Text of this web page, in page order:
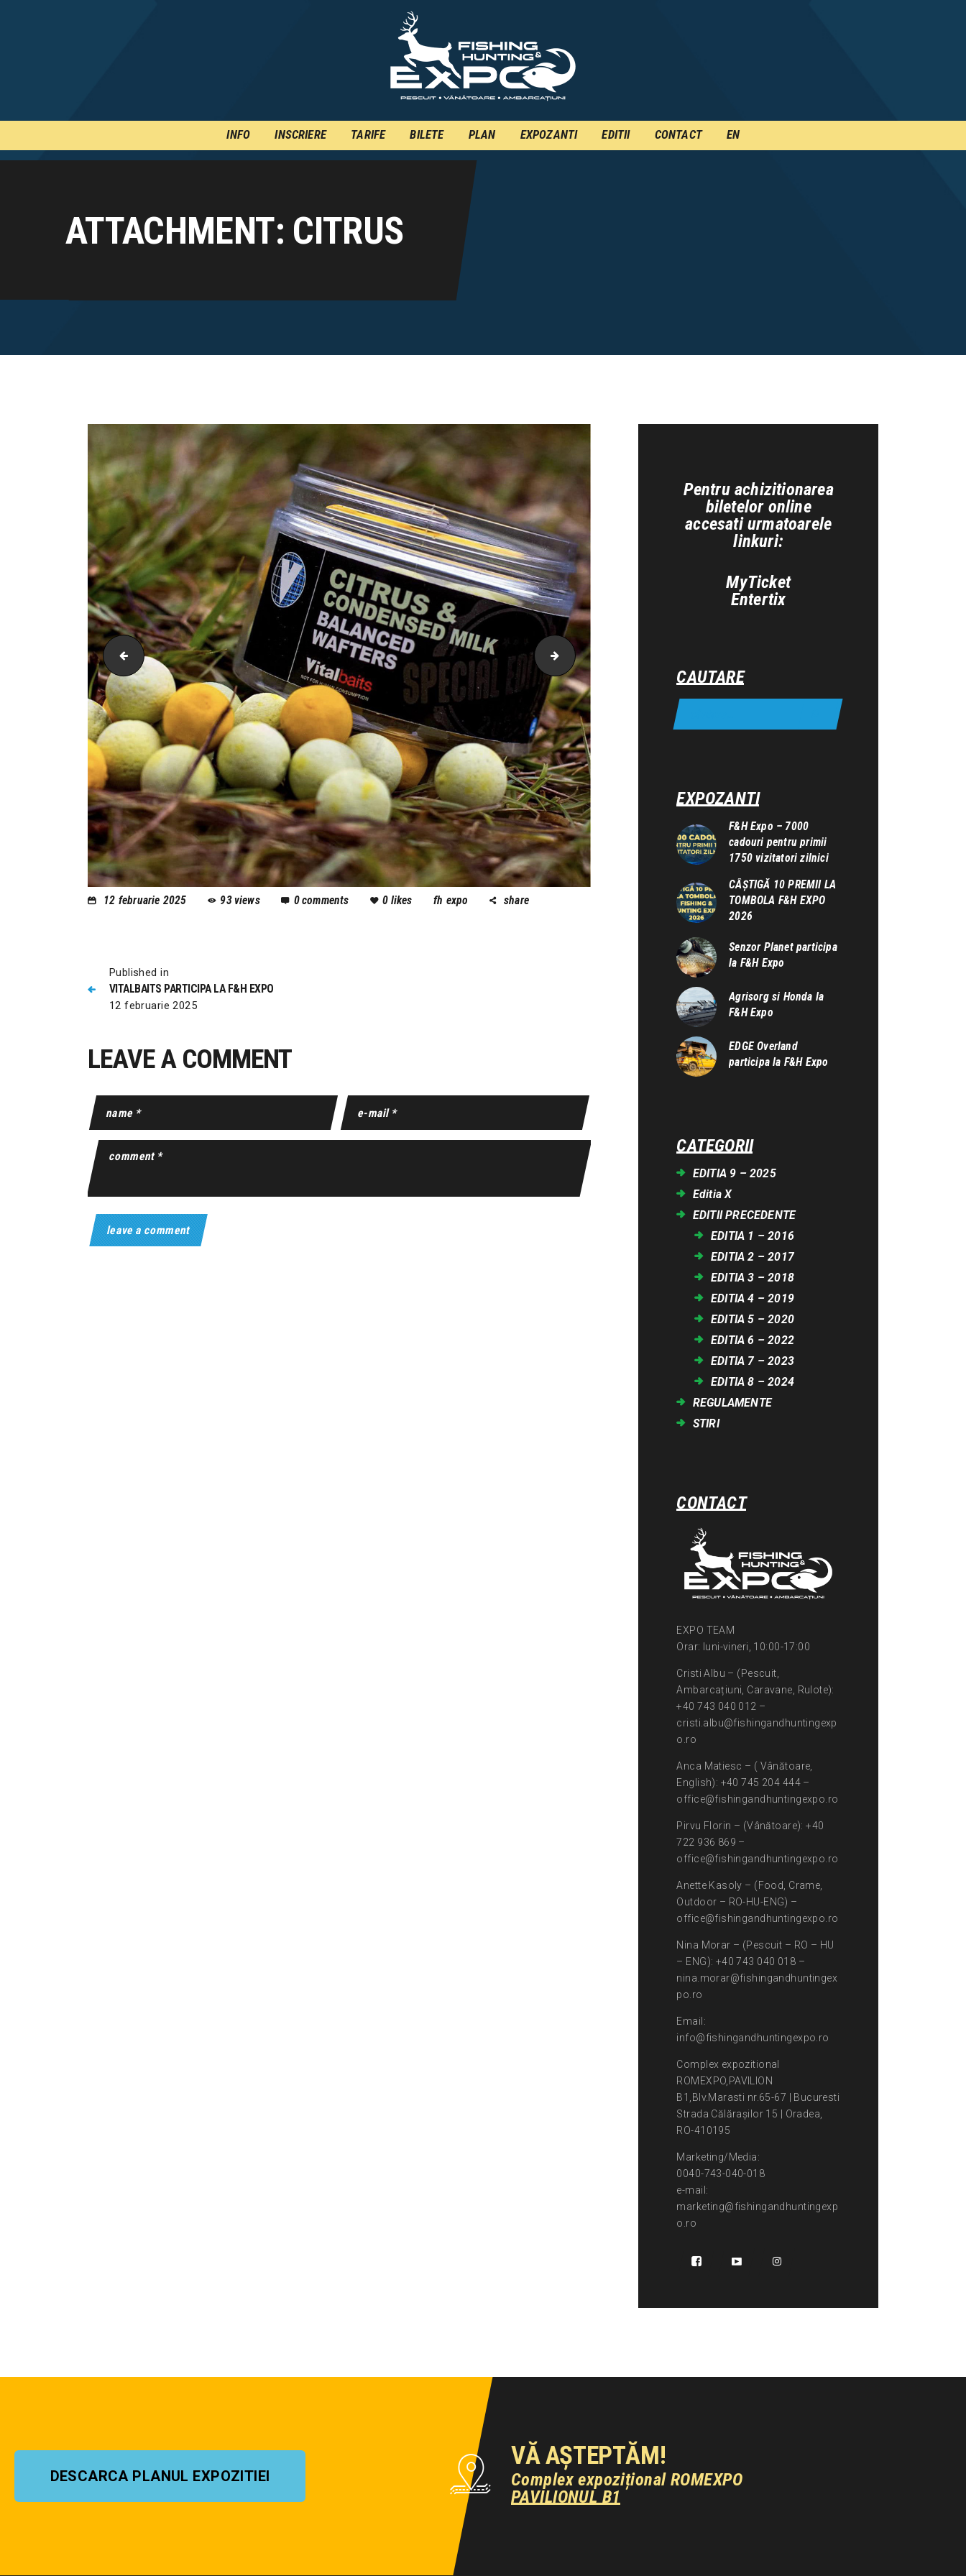
INFO INSCRIERE TARIFE BILETE PLAN EXPOZANTI EDITII CONTACT EN
ATTACHMENT: CITRUS
INSCRIERE
PLAN
CONTACT
VITALBAITS mojo
12 februarie 2025 93views 0comments 0 likes fh expo share
Published in
VITALBAITS PARTICIPA LA F&H EXPO
12 februarie 2025
LEAVE A COMMENT
Pentru achizitionarea
biletelor online
accesati urmatoarele
linkuri:
MyTicket
Entertix
CAUTARE
EXPOZANTI
F&H Expo – 7000
cadouri pentru primii
1750 vizitatori zilnici
CÂȘTIGĂ 10 PREMII LA
TOMBOLA F&H EXPO
2026
Senzor Planet participa
la F&H Expo
Agrisorg si Honda la
F&H Expo
EDGE Overland
participa la F&H Expo
CATEGORII
EDITIA 9 – 2025
Editia X
EDITII PRECEDENTE
EDITIA 1 – 2016
EDITIA 2 – 2017
EDITIA 3 – 2018
EDITIA 4 – 2019
EDITIA 5 – 2020
EDITIA 6 – 2022
EDITIA 7 – 2023
EDITIA 8 – 2024
REGULAMENTE
STIRI
CONTACT
EXPO TEAM
Orar: luni-vineri, 10:00-17:00
Cristi Albu – (Pescuit,
Ambarcațiuni, Caravane, Rulote):
+40 743 040 012 –
cristi.albu@fishingandhuntingexp
o.ro
Anca Matiesc – ( Vânătoare,
English): +40 745 204 444 –
office@fishingandhuntingexpo.ro
Pirvu Florin – (Vânătoare): +40
722 936 869 –
office@fishingandhuntingexpo.ro
Anette Kasoly – (Food, Crame,
Outdoor – RO-HU-ENG) –
office@fishingandhuntingexpo.ro
Nina Morar – (Pescuit – RO – HU
– ENG): +40 743 040 018 –
nina.morar@fishingandhuntingex
po.ro
Email:
info@fishingandhuntingexpo.ro
Complex expozitional
ROMEXPO,PAVILION
B1,Blv.Marasti nr.65-67 | Bucuresti
Strada Călărașilor 15 | Oradea,
RO-410195
Marketing/Media:
0040-743-040-018
e-mail:
marketing@fishingandhuntingexp
o.ro
DESCARCA PLANUL EXPOZITIEI
VĂ AȘTEPTĂM!
Complex expozițional ROMEXPO
PAVILIONUL B1